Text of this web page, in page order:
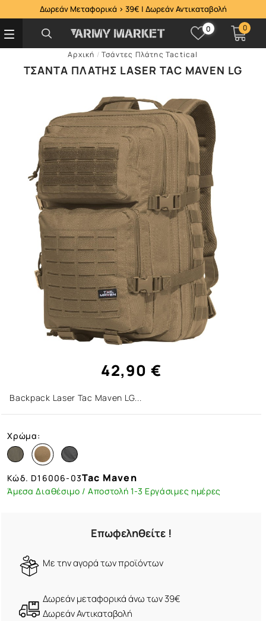
Δωρεάν Μεταφορικά > 39€ | Δωρεάν Αντικαταβολή
0 0
Αρχική /Τσάντες Πλάτης Tactical
ΤΣΆΝΤΑ ΠΛΆΤΗΣ LASER TAC MAVEN LG
42,90 €
Backpack Laser Tac Maven LG...
Χρώμα:
Κώδ. D16006-03Tac Maven
Άμεσα Διαθέσιμο / Αποστολή 1-3 Εργάσιμες ημέρες
Επωφεληθείτε !
Mε την αγορά των προϊόντων
Δωρεάν μεταφορικά άνω των 39€
Δωρεάν Αντικαταβολή